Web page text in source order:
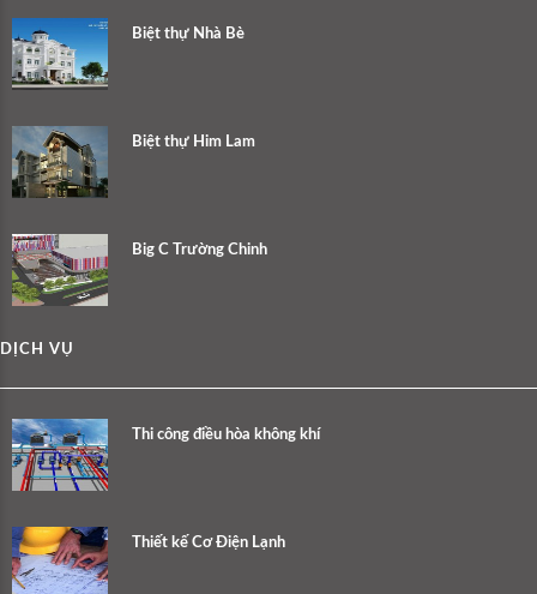
Biệt thự Nhà Bè
Biệt thự Him Lam
Big C Trường Chinh
DỊCH VỤ
Thi công điều hòa không khí
Thiết kế Cơ Điện Lạnh